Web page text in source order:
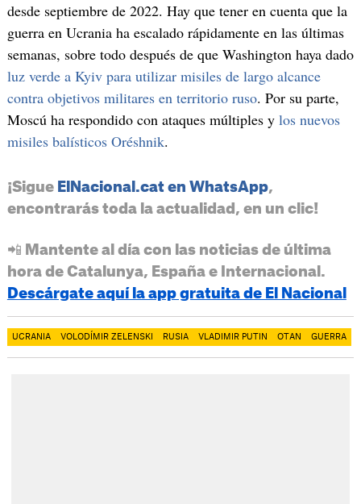
desde septiembre de 2022. Hay que tener en cuenta que la
guerra en Ucrania ha escalado rápidamente en las últimas
semanas, sobre todo después de que Washington haya dado
luz verde a Kyiv para utilizar misiles de largo alcance
contra objetivos militares en territorio ruso. Por su parte,
Moscú ha respondido con ataques múltiples y los nuevos
misiles balísticos Oréshnik.
¡Sigue ElNacional.cat en WhatsApp,
encontrarás toda la actualidad, en un clic!
📲 Mantente al día con las noticias de última
hora de Catalunya, España e Internacional.
Descárgate aquí la app gratuita de El Nacional
UCRANIA VOLODÍMIR ZELENSKI RUSIA VLADIMIR PUTIN OTAN GUERRA